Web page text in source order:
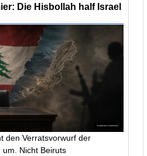
Die Hisbollah half Israel
den Verratsvorwurf der
um. Nicht Beiruts